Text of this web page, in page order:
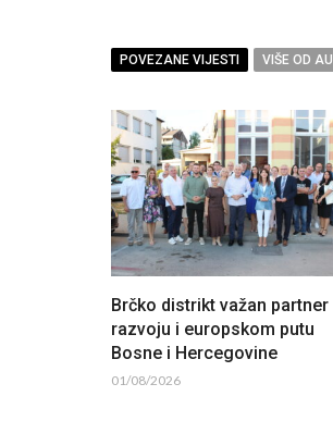
POVEZANE VIJESTI VIŠE OD
Brčko distrikt važan partner
razvoju i europskom putu
Bosne i Hercegovine
01/08/2026